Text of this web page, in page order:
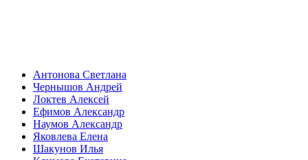
Антонова Светлана
Чернышов Андрей
Локтев Алексей
Ефимов Александр
Наумов Александр
Яковлева Елена
Шакунов Илья